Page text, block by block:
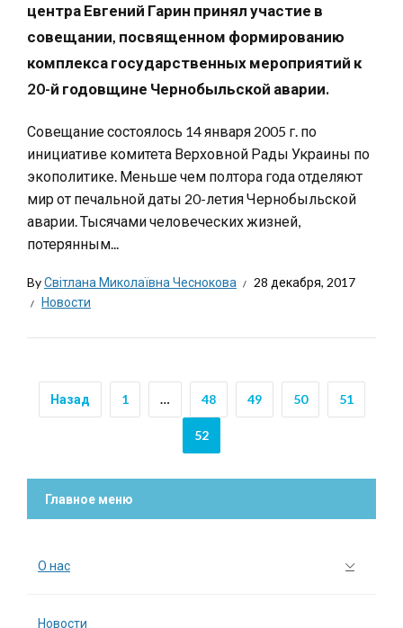
центра Евгений Гарин принял участие в
совещании, посвященном формированию
комплекса государственных мероприятий к
20-й годовщине Чернобыльской аварии.
Совещание состоялось 14 января 2005 г. по
инициативе комитета Верховной Рады Украины по
экополитике. Меньше чем полтора года отделяют
мир от печальной даты 20-летия Чернобыльской
аварии. Тысячами человеческих жизней,
потерянным...
ByСвітлана Миколаївна Чеснокова
28 декабря, 2017
Новости
Назад 1 … 48 49 50 51
52
Главное меню
О нас
Новости